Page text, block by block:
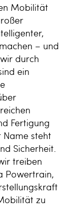
Mobilität
– und
durch
ein
Fertigung
Name steht
Sicherheit.
treiben
Powertrain,
zu